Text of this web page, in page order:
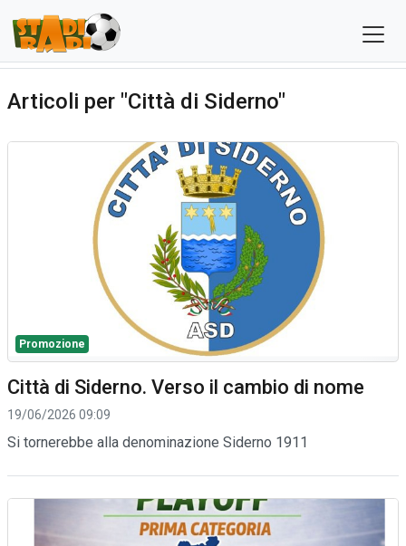
Articoli per "Città di Siderno"
Promozione
Città di Siderno. Verso il cambio di nome
19/06/2026 09:09
Si tornerebbe alla denominazione Siderno 1911